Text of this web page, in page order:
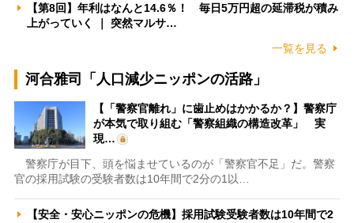
【第8回】年利はなんと14.6％！ 毎日5万円超の延滞税が積み
上がっていく ｜ 突然マルサ…
一覧を見る
河合雅司「人口減少ニッポンの活路」
【「警察官離れ」に歯止めはかかるか？】警察庁
が本気で取り組む「警察組織の構造改革」 実
現…
警察庁が目下、頭を悩ませているのが「警察官不足」だ。警察
官の採用試験の受験者数は10年間で2分の1以…
【安全・安心ニッポンの危機】採用試験受験者数は10年間で2